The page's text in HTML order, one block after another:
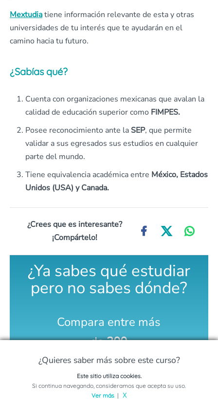
Mextudiatiene información relevante de esta y otras
universidades de tu interés que te ayudarán en el
camino hacia tu futuro.
¿Sabías qué?
Cuenta con organizaciones mexicanas que avalan la
calidad de educación superior como FIMPES.
Posee reconocimiento ante laSEP, que permite
validar a sus egresados sus estudios en cualquier
parte del mundo.
Tiene equivalencia académica entre México, Estados
Unidos (USA) y Canada.
¿Crees que es interesante?
¡Compártelo!
¿Ya sabes qué estudiar
pero no sabes dónde?
Compara entre más
de300
universidades
COMPARA AQUÍ
¿Quieres saber más sobre este curso?
Solicita información sobre este programa
Este sitio utiliza cookies.
Si continua navegando, consideramos que acepta su uso.
Ver más| X